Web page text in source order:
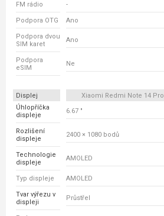
FM rádio -
Podpora OTG Ano
Podpora dvou
SIM karet
Ano
Podpora
eSIM
Ne
Displej Xiaomi Redmi Note 14 Pro
Úhlopříčka
displeje
6.67 "
Rozlišení
displeje
2400 × 1080 bodů
Technologie
displeje
AMOLED
Typ displeje AMOLED
Tvar výřezu v
displeji
Průstřel